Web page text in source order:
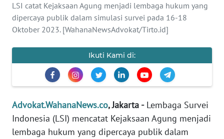
LSI catat Kejaksaan Agung menjadi lembaga hukum yang
dipercaya publik dalam simulasi survei pada 16-18
Oktober 2023. [WahanaNewsAdvokat/Tirto.id]
Ikuti Kami di:
Advokat.WahanaNews.co, Jakarta -Lembaga Survei
Indonesia (LSI) mencatat Kejaksaan Agung menjadi
lembaga hukum yang dipercaya publik dalam
KONSUMEN
NET
WALINKI
Informasi